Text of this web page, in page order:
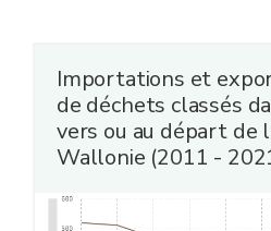
Importations et
de déchets classés
vers ou au départ de
Wallonie (2011 -